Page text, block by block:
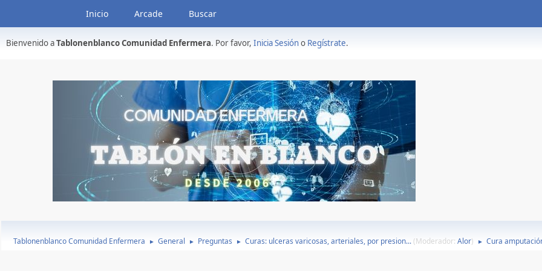
Inicio Arcade Buscar
Bienvenido aTablonenblanco Comunidad Enfermera. Por favor, Inicia Sesióno Regístrate.
Tablonenblanco Comunidad Enfermera ► General ► Preguntas ► Curas: ulceras varicosas, arteriales, por presion... (Moderador: Alor) ► Cura